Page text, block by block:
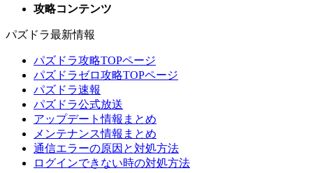
攻略コンテンツ
パズドラ最新情報
パズドラ攻略TOPページ
パズドラゼロ攻略TOPページ
パズドラ速報
パズドラ公式放送
アップデート情報まとめ
メンテナンス情報まとめ
通信エラーの原因と対処方法
ログインできない時の対処方法